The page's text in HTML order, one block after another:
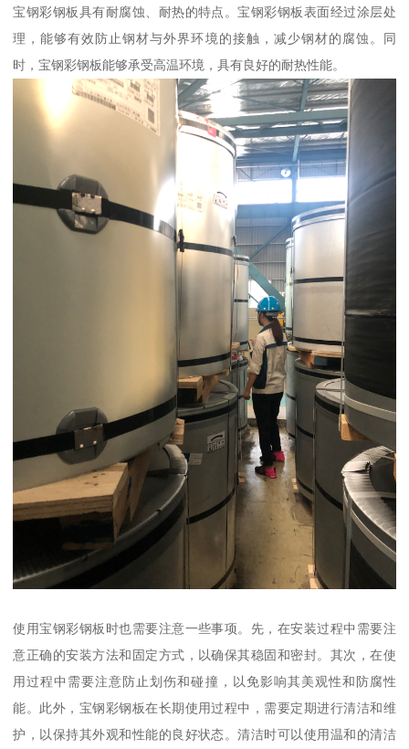
宝钢彩钢板具有耐腐蚀、耐热的特点。宝钢彩钢板表面经过涂层处
理，能够有效防止钢材与外界环境的接触，减少钢材的腐蚀。同
时，宝钢彩钢板能够承受高温环境，具有良好的耐热性能。
使用宝钢彩钢板时也需要注意一些事项。先，在安装过程中需要注
意正确的安装方法和固定方式，以确保其稳固和密封。其次，在使
用过程中需要注意防止划伤和碰撞，以免影响其美观性和防腐性
能。此外，宝钢彩钢板在长期使用过程中，需要定期进行清洁和维
护，以保持其外观和性能的良好状态。清洁时可以使用温和的清洁